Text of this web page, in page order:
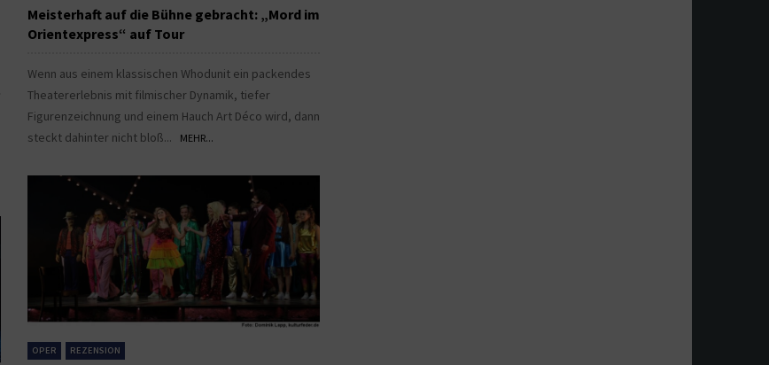
Meisterhaft auf die Bühne gebracht: „Mord im
Orientexpress“ auf Tour
Wenn aus einem klassischen Whodunit ein packendes
Theatererlebnis mit filmischer Dynamik, tiefer
Figurenzeichnung und einem Hauch Art Déco wird, dann
steckt dahinter nicht bloß...
MEHR...
OPER REZENSION